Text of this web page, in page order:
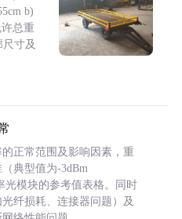
b)
总重
寸及
正常范围及影响因素，重
典型值为-3dBm
光模块的参考值表格。同时
纤损耗、连接器问题）及